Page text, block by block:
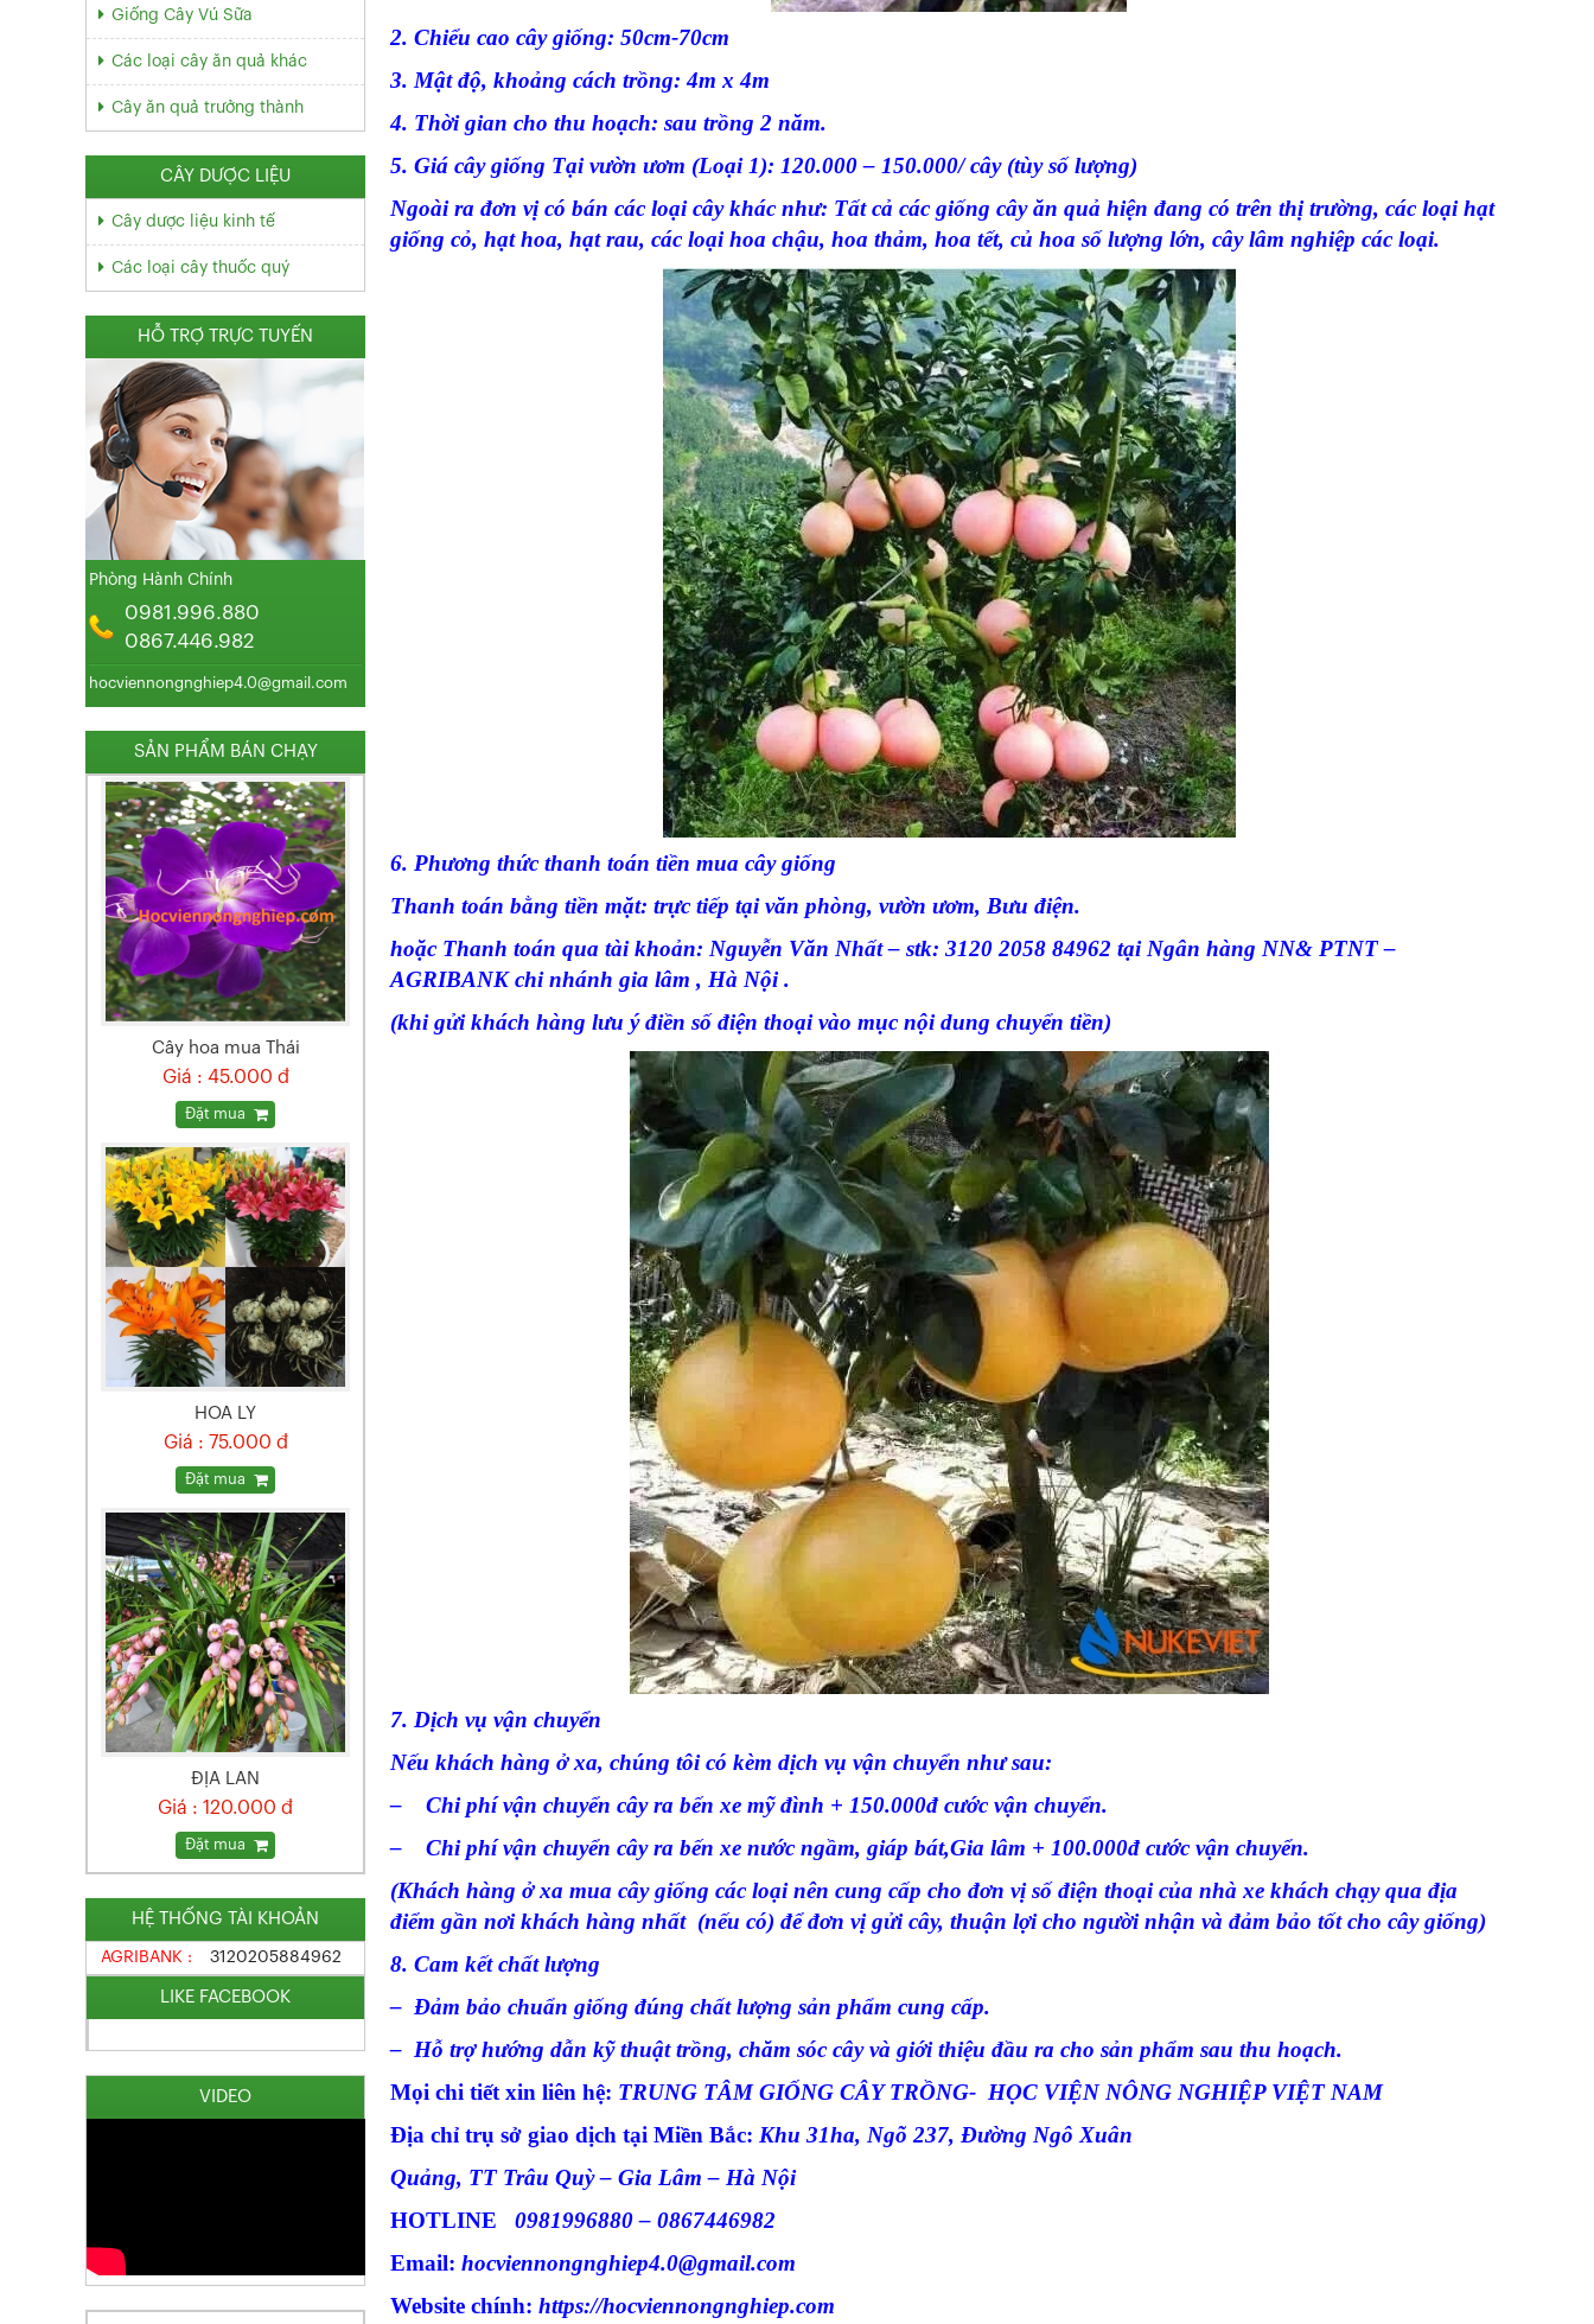
2. Chiểu cao cây giống: 50cm-70cm
3. Mật độ, khoảng cách trồng: 4m x 4m
4. Thời gian cho thu hoạch: sau trồng 2 năm.
5. Giá cây giống Tại vườn ươm (Loại 1): 120.000 – 150.000/ cây (tùy số lượng)
Ngoài ra đơn vị có bán các loại cây khác như: Tất cả các giống cây ăn quả hiện đang có trên thị trường, các loại hạt
giống cỏ, hạt hoa, hạt rau, các loại hoa chậu, hoa thảm, hoa tết, củ hoa số lượng lớn, cây lâm nghiệp các loại.
6. Phương thức thanh toán tiền mua cây giống
Thanh toán bằng tiền mặt: trực tiếp tại văn phòng, vườn ươm, Bưu điện.
hoặc Thanh toán qua tài khoản: Nguyễn Văn Nhất – stk: 3120 2058 84962 tại Ngân hàng NN& PTNT –
AGRIBANK chi nhánh gia lâm , Hà Nội .
(khi gửi khách hàng lưu ý điền số điện thoại vào mục nội dung chuyển tiền)
7. Dịch vụ vận chuyển
Nếu khách hàng ở xa, chúng tôi có kèm dịch vụ vận chuyển như sau:
– Chi phí vận chuyển cây ra bến xe mỹ đình + 150.000đ cước vận chuyển.
– Chi phí vận chuyển cây ra bến xe nước ngầm, giáp bát,Gia lâm + 100.000đ cước vận chuyển.
(Khách hàng ở xa mua cây giống các loại nên cung cấp cho đơn vị số điện thoại của nhà xe khách chạy qua địa
điểm gần nơi khách hàng nhất (nếu có) để đơn vị gửi cây, thuận lợi cho người nhận và đảm bảo tốt cho cây giống)
8. Cam kết chất lượng
– Đảm bảo chuẩn giống đúng chất lượng sản phẩm cung cấp.
– Hỗ trợ hướng dẫn kỹ thuật trồng, chăm sóc cây và giới thiệu đầu ra cho sản phẩm sau thu hoạch.
Mọi chi tiết xin liên hệ: TRUNG TÂM GIỐNG CÂY TRỒNG- HỌC VIỆN NÔNG NGHIỆP VIỆT NAM
Địa chỉ trụ sở giao dịch tại Miền Bắc: Khu 31ha, Ngõ 237, Đường Ngô Xuân
Quảng, TT Trâu Quỳ – Gia Lâm – Hà Nội
HOTLINE 0981996880 – 0867446982
Email: hocviennongnghiep4.0@gmail.com
Website chính: https://hocviennongnghiep.com
Giống Cây Vú Sữa
Các loại cây ăn quả khác
Cây ăn quả trưởng thành
CÂY DƯỢC LIỆU
Cây dược liệu kinh tế
Các loại cây thuốc quý
HỖ TRỢ TRỰC TUYẾN
Phòng Hành Chính
0981.996.880
0867.446.982
hocviennongnghiep4.0@gmail.com
SẢN PHẨM BÁN CHẠY
Cây hoa mua Thái
Giá : 45.000 đ
Đặt mua
HOA LY
Giá : 75.000 đ
Đặt mua
ĐỊA LAN
Giá : 120.000 đ
Đặt mua
HỆ THỐNG TÀI KHOẢN
AGRIBANK : 3120205884962
LIKE FACEBOOK
VIDEO